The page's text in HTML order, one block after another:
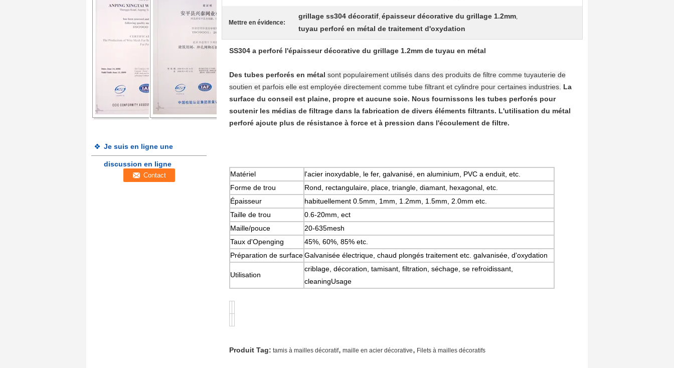
Je suis en ligne une
discussion en ligne
Mettre en évidence:
grillage ss304 décoratif, épaisseur décorative du grillage 1.2mm,
tuyau perforé en métal de traitement d'oxydation
SS304 a perforé l'épaisseur décorative du grillage 1.2mm de tuyau en métal
Des tubes perforés en métal sont populairement utilisés dans des produits de filtre comme tuyauterie de
soutien et parfois elle est employée directement comme tube filtrant et cylindre pour certaines industries. La
surface du conseil est plaine, propre et aucune soie. Nous fournissons les tubes perforés pour
soutenir les médias de filtrage dans la fabrication de divers éléments filtrants. L'utilisation du métal
perforé ajoute plus de résistance à force et à pression dans l'écoulement de filtre.
Matériel
l'acier inoxydable, le fer, galvanisé, en aluminium, PVC a enduit, etc.
Forme de trou
Rond, rectangulaire, place, triangle, diamant, hexagonal, etc.
Épaisseur
habituellement 0.5mm, 1mm, 1.2mm, 1.5mm, 2.0mm etc.
Taille de trou
0.6-20mm, ect
Maille/pouce
20-635mesh
Taux d'Openging
45%, 60%, 85% etc.
Préparation de surfaceGalvanisée électrique, chaud plongés traitement etc. galvanisée, d'oxydation
Utilisation
criblage, décoration, tamisant, filtration, séchage, se refroidissant,
cleaningUsage
Produit Tag: tamis à mailles décoratif, maille en acier décorative, Filets à mailles décoratifs